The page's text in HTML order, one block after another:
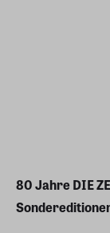
80 Jahre DIE